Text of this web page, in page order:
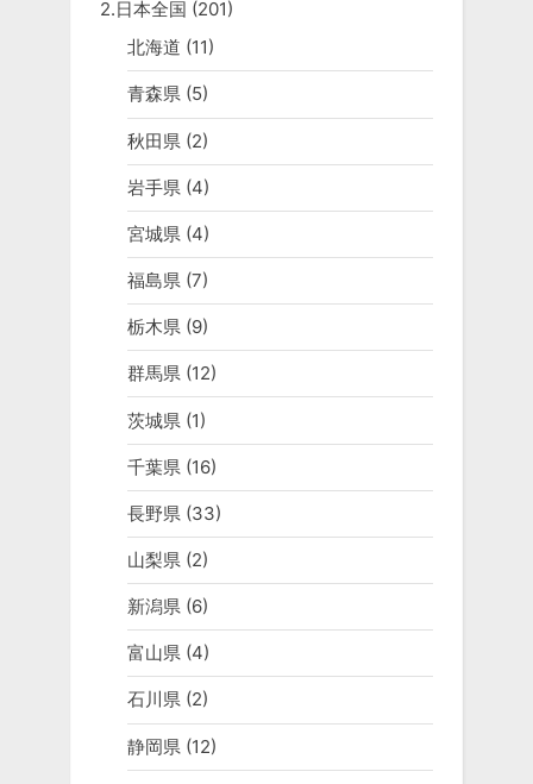
2.日本全国 (201)
北海道 (11)
青森県(5)
秋田県 (2)
岩手県 (4)
宮城県(4)
福島県(7)
栃木県(9)
群馬県(12)
茨城県 (1)
千葉県 (16)
長野県(33)
山梨県(2)
新潟県(6)
富山県(4)
石川県(2)
静岡県 (12)